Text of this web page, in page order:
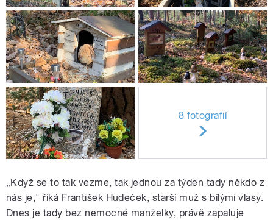
8 fotografií
„Když se to tak vezme, tak jednou za týden tady někdo z
nás je," říká František Hudeček, starší muž s bílými vlasy.
Dnes je tady bez nemocné manželky, právě zapaluje